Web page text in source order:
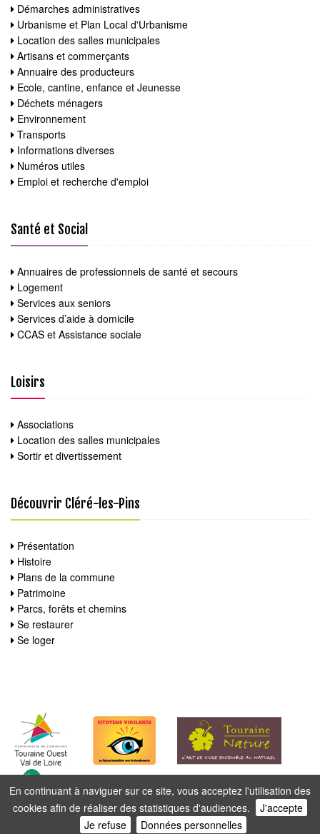
En continuant à naviguer sur ce site, vous acceptez l'utilisation des
cookies afin de réaliser des statistiques d'audiences.
J'accepte
Je refuse
Données personnelles
Démarches administratives
Urbanisme et Plan Local d'Urbanisme
Location des salles municipales
Artisans et commerçants
Annuaire des producteurs
Ecole, cantine, enfance et Jeunesse
Déchets ménagers
Environnement
Transports
Informations diverses
Numéros utiles
Emploi et recherche d'emploi
Santé et Social
Annuaires de professionnels de santé et secours
Logement
Services aux seniors
Services d’aide à domicile
CCAS et Assistance sociale
Loisirs
Associations
Location des salles municipales
Sortir et divertissement
Découvrir Cléré-les-Pins
Présentation
Histoire
Plans de la commune
Patrimoine
Parcs, forêts et chemins
Se restaurer
Se loger